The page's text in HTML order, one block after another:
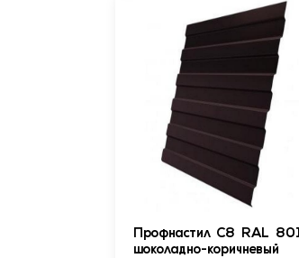
Профнастил С8 RAL
шоколадно-коричневый